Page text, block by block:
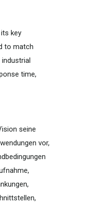
key
to match
time,
seine
vor,